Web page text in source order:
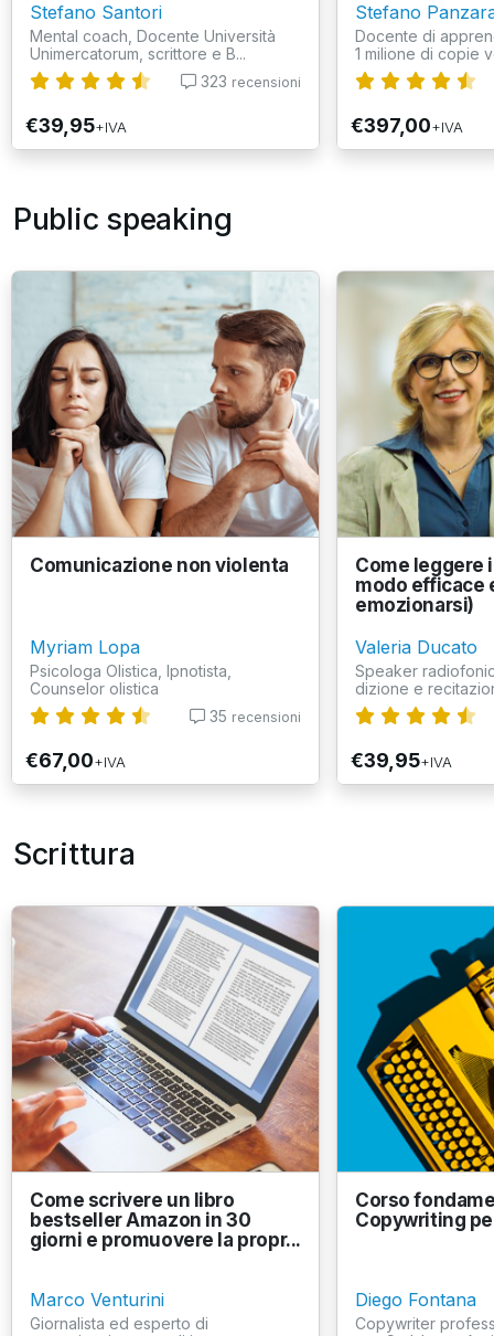
Stefano Santori
Mental coach, Docente Università
Unimercatorum, scrittore e B...
323 recensioni
€39,95+IVA
Stefano
Docente di
1 milione di copie
€397,00+IVA
Public speaking
Comunicazione non violenta
Myriam Lopa
Psicologa Olistica, Ipnotista,
Counselor olistica
35 recensioni
€67,00+IVA
Come leggere
modo efficace
emozionarsi)
Valeria Ducato
Speaker
dizione e
€39,95+IVA
Scrittura
Come scrivere un libro
bestseller Amazon in 30
giorni e promuovere la propr...
Marco Venturini
Giornalista ed esperto di
Corso
Copywriting
Diego Fontana
Copywriter